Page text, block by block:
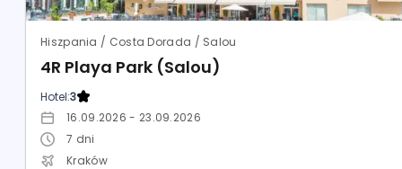
Hiszpania / Costa Dorada / Salou
4R Playa Park (Salou)
Hotel:3
16.09.2026 - 23.09.2026
7 dni
Kraków